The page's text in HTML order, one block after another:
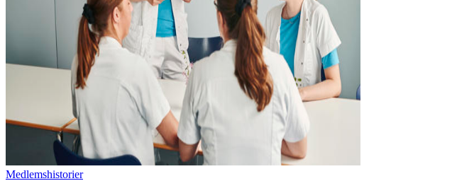
Medlemshistorier